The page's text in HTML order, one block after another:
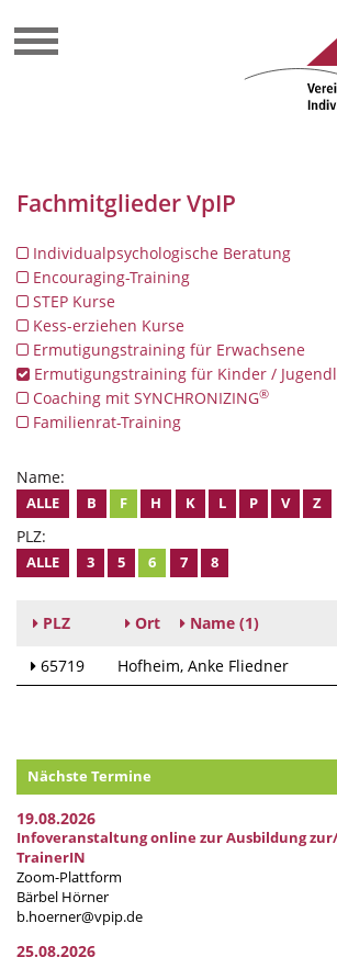
Fachmitglieder VpIP
Individualpsychologische Beratung
Encouraging-Training
STEP Kurse
Kess-erziehen Kurse
Ermutigungstraining für Erwachsene
Ermutigungstraining für Kinder /
Coaching mit SYNCHRONIZING®
Familienrat-Training
Name:
ALLE B F H K L P V Z
PLZ:
ALLE 3 5 6 7 8
PLZ Ort Name (1)
65719 Hofheim Anke Fliedner
Nächste Termine
19.08.2026
Infoveranstaltung online zur Ausbildung
TrainerIN
Zoom-Plattform
Bärbel Hörner
b.hoerner@vpip.de
25.08.2026